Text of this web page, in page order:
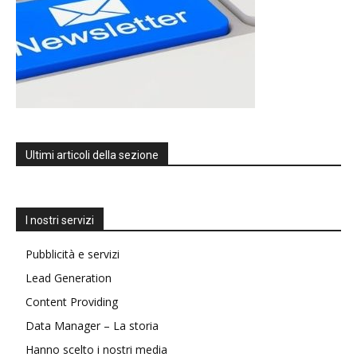
Ultimi articoli della sezione
I nostri servizi
Pubblicità e servizi
Lead Generation
Content Providing
Data Manager – La storia
Hanno scelto i nostri media